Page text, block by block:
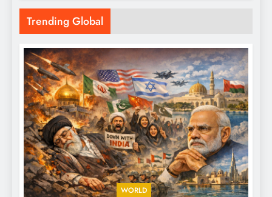
Trending Global
WORLD